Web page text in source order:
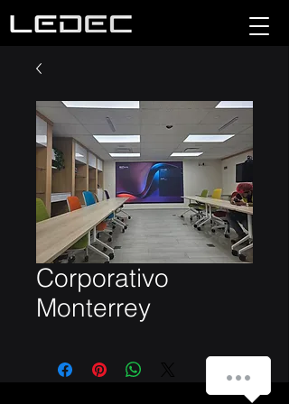
Corporativo
Monterrey